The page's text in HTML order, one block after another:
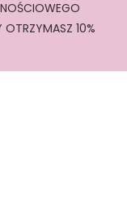
OTRZYMASZ 10%